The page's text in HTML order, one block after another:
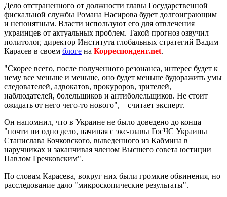
Дело отстраненного от должности главы Государственной
фискальной службы Романа Насирова будет долгоиграющим
и непонятным. Власти используют его для отвлечения
украинцев от актуальных проблем. Такой прогноз озвучил
политолог, директор Института глобальных стратегий Вадим
Карасев в своем блоге на Корреспондент.net.
"Скорее всего, после полученного резонанса, интерес будет к
нему все меньше и меньше, оно будет меньше будоражить умы
следователей, адвокатов, прокуроров, зрителей,
наблюдателей, болельщиков и антиболельщиков. Не стоит
ожидать от него чего-то нового", – считает эксперт.
Он напомнил, что в Украине не было доведено до конца
"почти ни одно дело, начиная с экс-главы ГосЧС Украины
Станислава Бочковского, выведенного из Кабмина в
наручниках и заканчивая членом Высшего совета юстиции
Павлом Гречковским".
По словам Карасева, вокруг них были громкие обвинения, но
расследование дало "микроскопические результаты".